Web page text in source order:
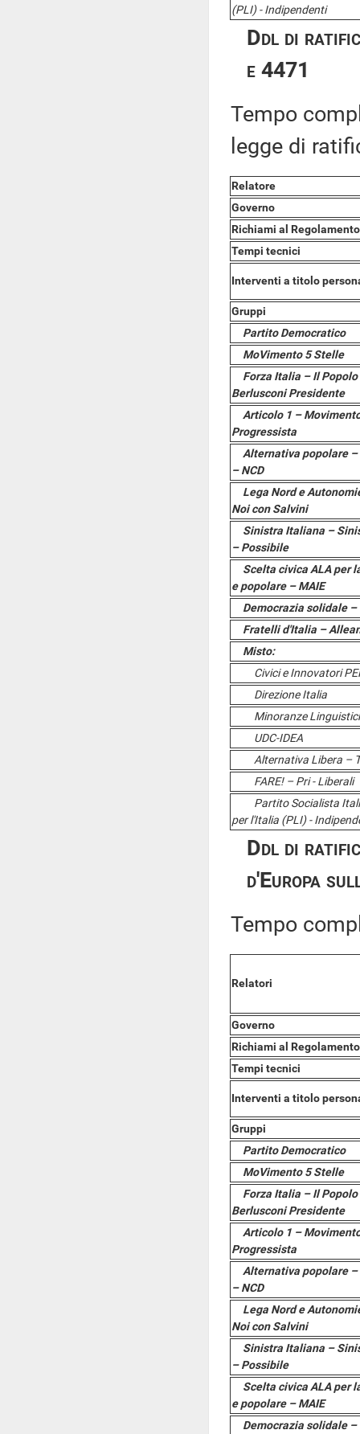
(PLI) - Indipendenti
Ddl di
e 4471
Tempo
legge di
Relatore
Governo
Richiami al Regolamento
Tempi tecnici
Interventi a titolo
Gruppi
Partito Democratico
MoVimento 5 Stelle
Forza Italia – Il
Berlusconi Presidente
Articolo 1 –
Progressista
Alternativa popolare –
– NCD
Lega Nord e
Noi con Salvini
Sinistra Italiana –
– Possibile
Scelta civica ALA per
e popolare – MAIE
Democrazia solidale –
Fratelli d'Italia –
Misto:
Civici e Innovatori
Direzione Italia
Minoranze
UDC-IDEA
Alternativa Libera –
FARE! – Pri - Liberali
Partito Socialista
per l'Italia (PLI) -
Ddl di
d'Europa
Tempo
Relatori
Governo
Richiami al Regolamento
Tempi tecnici
Interventi a titolo
Gruppi
Partito Democratico
MoVimento 5 Stelle
Forza Italia – Il
Berlusconi Presidente
Articolo 1 –
Progressista
Alternativa popolare –
– NCD
Lega Nord e
Noi con Salvini
Sinistra Italiana –
– Possibile
Scelta civica ALA per
e popolare – MAIE
Democrazia solidale –